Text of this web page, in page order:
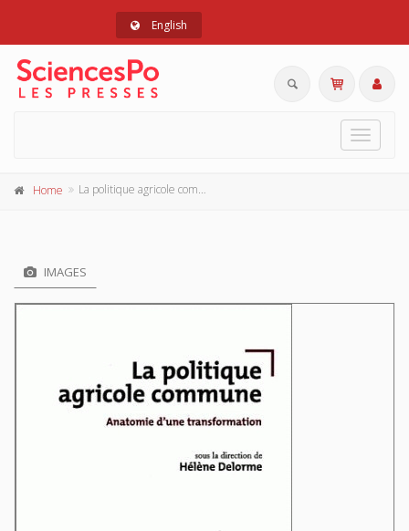
English
Toggle
Home La politique agricole commune
IMAGES